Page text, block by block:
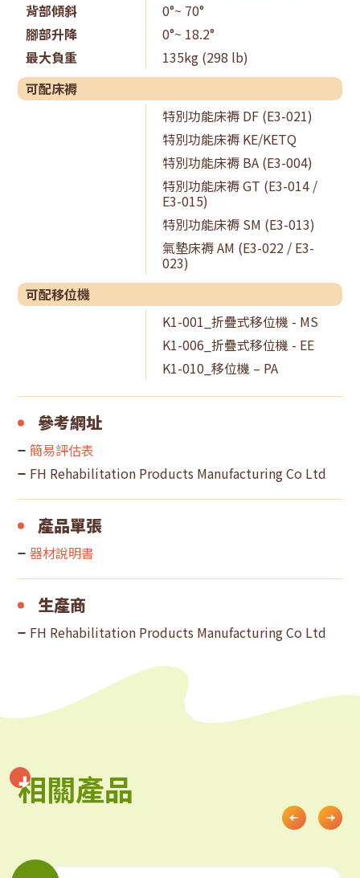
背部傾斜
0°~ 70°
腳部升降
0°~ 18.2°
最大負重
135kg (298 lb)
可配床褥
特別功能床褥 DF (E3-021)
特別功能床褥 KE/KETQ
特別功能床褥 BA (E3-004)
特別功能床褥 GT (E3-014 /
E3-015)
特別功能床褥 SM (E3-013)
氣墊床褥 AM (E3-022 / E3-
023)
可配移位機
K1-001_折疊式移位機 - MS
K1-006_折疊式移位機 - EE
K1-010_移位機 – PA
參考網址
簡易評估表
FH Rehabilitation Products Manufacturing Co Ltd
產品單張
器材說明書
生產商
FH Rehabilitation Products Manufacturing Co Ltd
相關產品
相關產品